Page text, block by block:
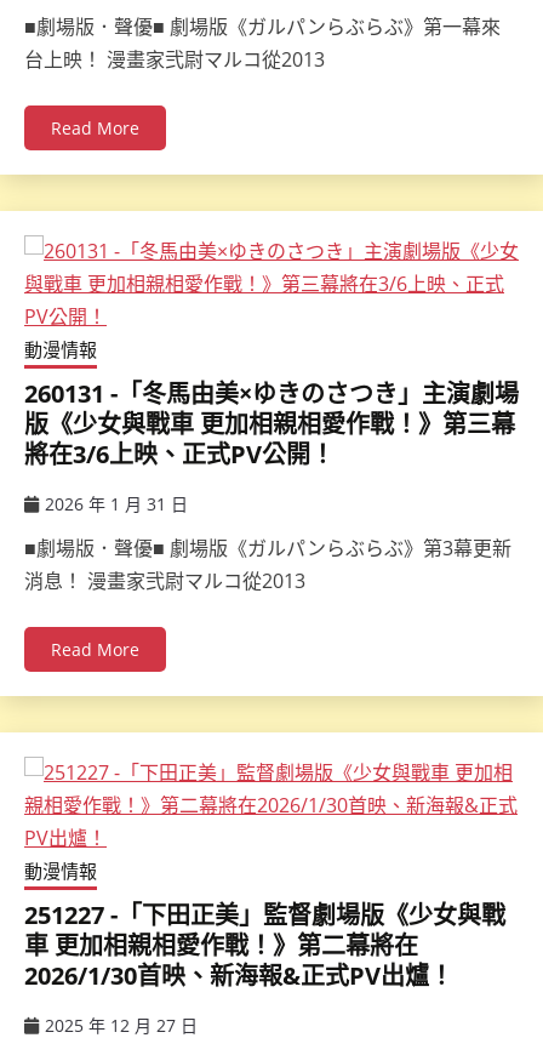
■劇場版．聲優■ 劇場版《ガルパンらぶらぶ》第一幕來
台上映！ 漫畫家弐尉マルコ從2013
Read More
動漫情報
260131 -「冬馬由美×ゆきのさつき」主演劇場
版《少女與戰車 更加相親相愛作戰！》第三幕
將在3/6上映、正式PV公開！
2026 年 1 月 31 日
■劇場版．聲優■ 劇場版《ガルパンらぶらぶ》第3幕更新
消息！ 漫畫家弐尉マルコ從2013
Read More
動漫情報
251227 -「下田正美」監督劇場版《少女與戰
車 更加相親相愛作戰！》第二幕將在
2026/1/30首映、新海報&正式PV出爐！
2025 年 12 月 27 日